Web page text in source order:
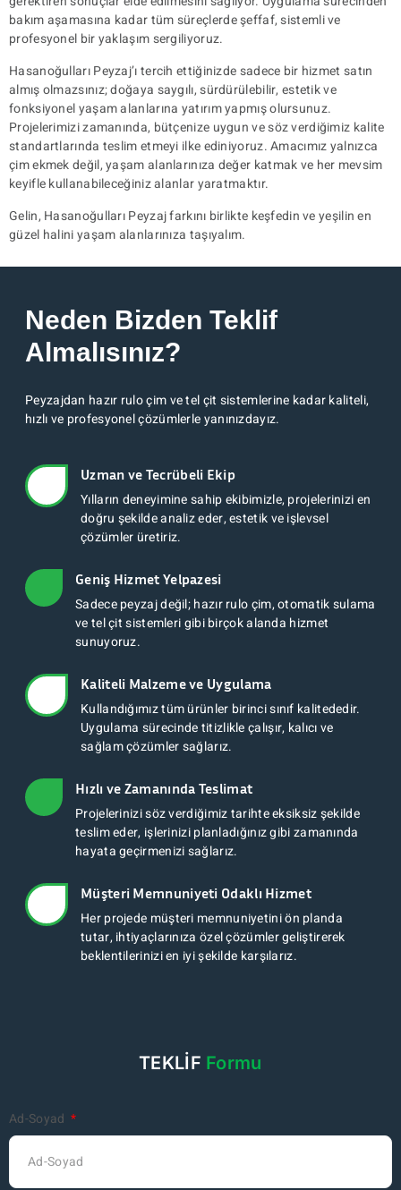
bakım aşamasına kadar tüm süreçlerde şeffaf, sistemli ve
profesyonel bir yaklaşım sergiliyoruz.
Hasanoğulları Peyzaj’ı tercih ettiğinizde sadece bir hizmet satın
almış olmazsınız; doğaya saygılı, sürdürülebilir, estetik ve
fonksiyonel yaşam alanlarına yatırım yapmış olursunuz.
Projelerimizi zamanında, bütçenize uygun ve söz verdiğimiz kalite
standartlarında teslim etmeyi ilke ediniyoruz. Amacımız yalnızca
çim ekmek değil, yaşam alanlarınıza değer katmak ve her mevsim
keyifle kullanabileceğiniz alanlar yaratmaktır.
Gelin, Hasanoğulları Peyzaj farkını birlikte keşfedin ve yeşilin en
güzel halini yaşam alanlarınıza taşıyalım.
Neden Bizden Teklif
Almalısınız?
Peyzajdan hazır rulo çim ve tel çit sistemlerine kadar kaliteli,
hızlı ve profesyonel çözümlerle yanınızdayız.
Uzman ve Tecrübeli Ekip
Yılların deneyimine sahip ekibimizle, projelerinizi en
doğru şekilde analiz eder, estetik ve işlevsel
çözümler üretiriz.
Geniş Hizmet Yelpazesi
Sadece peyzaj değil; hazır rulo çim, otomatik sulama
ve tel çit sistemleri gibi birçok alanda hizmet
sunuyoruz.
Kaliteli Malzeme ve Uygulama
Kullandığımız tüm ürünler birinci sınıf kalitededir.
Uygulama sürecinde titizlikle çalışır, kalıcı ve
sağlam çözümler sağlarız.
Hızlı ve Zamanında Teslimat
Projelerinizi söz verdiğimiz tarihte eksiksiz şekilde
teslim eder, işlerinizi planladığınız gibi zamanında
hayata geçirmenizi sağlarız.
Müşteri Memnuniyeti Odaklı Hizmet
Her projede müşteri memnuniyetini ön planda
tutar, ihtiyaçlarınıza özel çözümler geliştirerek
beklentilerinizi en iyi şekilde karşılarız.
TEKLİF Formu
Ad-Soyad